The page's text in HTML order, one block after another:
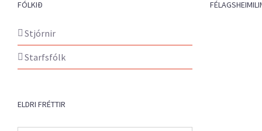
FÓLKIÐ
Stjórnir
Starfsfólk
ELDRI FRÉTTIR